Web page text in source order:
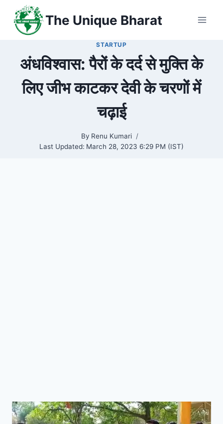
content
The Unique Bharat
STARTUP
अंधविश्वास: पैरों के दर्द से मुक्ति के
लिए जीभ काटकर देवी के चरणों में
चढ़ाई
By Renu Kumari
Last Updated: March 28, 2023 6:29 PM (IST)